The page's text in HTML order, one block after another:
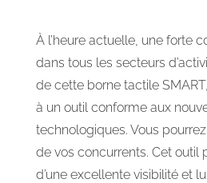
À l’heure actuelle, une forte
dans tous les secteurs
de cette borne tactile
à un outil conforme aux
technologiques. Vous
de vos concurrents. Cet outil
d’une excellente visibilité et